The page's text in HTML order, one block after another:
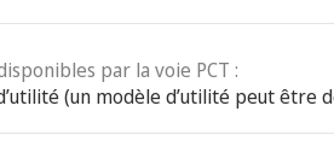
par la voie PCT :
(un modèle d’utilité peut être